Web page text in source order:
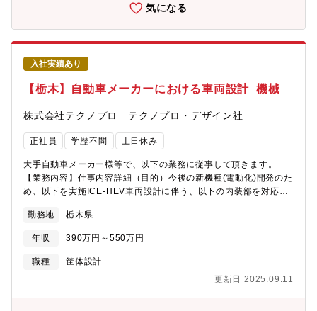
気になる
入社実績あり
【栃木】自動車メーカーにおける車両設計_機械
株式会社テクノプロ テクノプロ・デザイン社
正社員 学歴不問 土日休み
大手自動車メーカー様等で、以下の業務に従事して頂きます。
【業務内容】仕事内容詳細（目的）今後の新機種(電動化)開発のた
め、以下を実施ICE-HEV車両設計に伴う、以下の内装部を対応す
に付随する業務・コクピット関連部品の仕様書作成・製品データ
の整理・CATIA V5,V6を使用したサーフェス、ソリッド、アッセ
ンブリ、2Dレイアウト、測定データからモデリング、図面作成・
部品表作成業務また、内装以外にエクステリア部品、視界関連(ミ
勤務地 栃木県
年収 390万円～550万円
職種
筐体設計
更新日 2025.09.11